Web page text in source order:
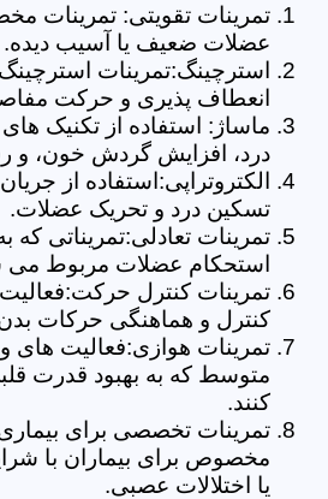
تمرینات تقویتی: تمرینات
عضلات ضعیف یا آسیب دیده.
استرچینگ:تمرینات
انعطاف پذیری و حرکت
ماساژ: استفاده از تکنیک
درد، افزایش گردش خون، و
الکتروتراپی:استفاده از
تسکین درد و تحریک عضلات.
تمرینات تعادلی:تمریناتی که
استحکام عضلات مربوط می
تمرینات کنترل حرکت:فعالیت
کنترل و هماهنگی حرکات
تمرینات هوازی:فعالیت
متوسط که به بهبود قدرت
کنند.
تمرینات تخصصی برای
مخصوص برای بیماران با
یا اختلالات عصبی.